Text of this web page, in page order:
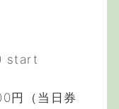
start
円（当日券